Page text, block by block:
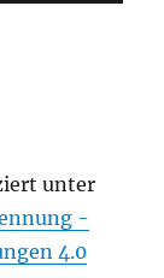
unter
-
4.0